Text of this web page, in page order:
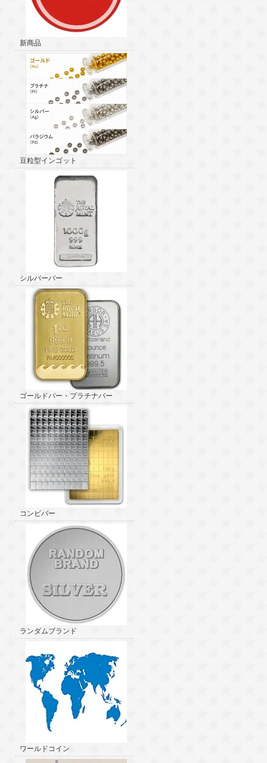
新商品
豆粒型インゴット
シルバーバー
ゴールドバー・プラチナバー
コンビバー
ランダムブランド
ワールドコイン